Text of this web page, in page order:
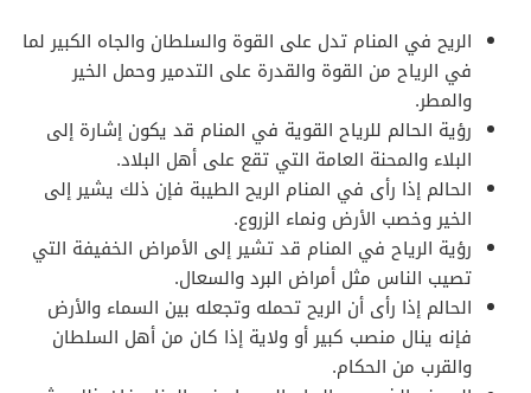
الريح في المنام تدل على القوة والسلطان والجاه الكبير لما
في الرياح من القوة والقدرة على التدمير وحمل الخير
والمطر.
رؤية الحالم للرياح القوية في المنام قد يكون إشارة إلى
البلاء والمحنة العامة التي تقع على أهل البلاد.
الحالم إذا رأى في المنام الريح الطيبة فإن ذلك يشير إلى
الخير وخصب الأرض ونماء الزروع.
رؤية الرياح في المنام قد تشير إلى الأمراض الخفيفة التي
تصيب الناس مثل أمراض البرد والسعال.
الحالم إذا رأى أن الريح تحمله وتجعله بين السماء والأرض
فإنه ينال منصب كبير أو ولاية إذا كان من أهل السلطان
والقرب من الحكام.